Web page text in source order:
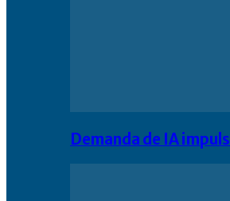
Demanda de IA